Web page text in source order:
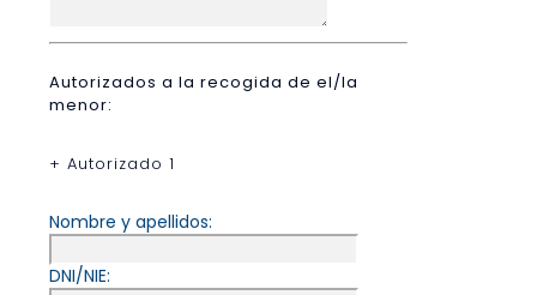
Autorizados a la recogida de el/la
menor:
+ Autorizado 1
Nombre y apellidos:
DNI/NIE: